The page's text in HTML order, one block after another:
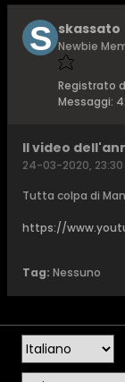
skassato
Newbie
Registrato
Messaggi:
Il video
24-03-2020, 23:30
Tutta colpa di
https://
Tag: Nessuno